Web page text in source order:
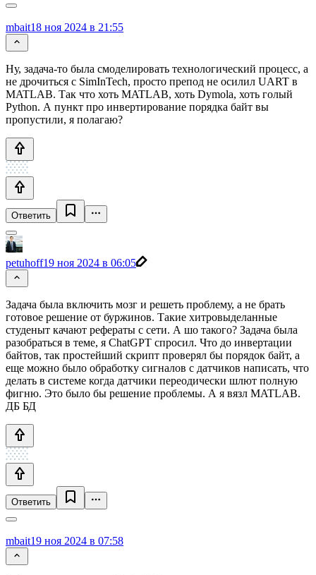
mbait18 ноя 2024 в 21:55
Ну, задача-то была смоделировать технологический процесс, а
не дрочиться с SimInTech, просто препод не осилил UART в
MATLAB. Так что хоть MATLAB, хоть Dymola, хоть голый
Python. А пункт про инвертирование порядка байт вы
пропустили, я полагаю?
Ответить
petuhoff19 ноя 2024 в 06:05
Задача была включить мозг и решеть проблему, а не брать
готовое решение от буржинов. Такие хитровыделанные
студеныт качают рефераты с сети. А шо такого? Задача была
разобраться в теме, я ChatGPT спросил. Что до инвертации
байтов, так простейший скрипт проверял бы порядок байт, а
еще можно было обработку сигналов с датчиков написать, что
делать в системе когда датчики переодически шлют полную
фигню. Это было бы решение проблемы. А я вязл МATLAB.
ДБ БД
Ответить
mbait19 ноя 2024 в 07:58